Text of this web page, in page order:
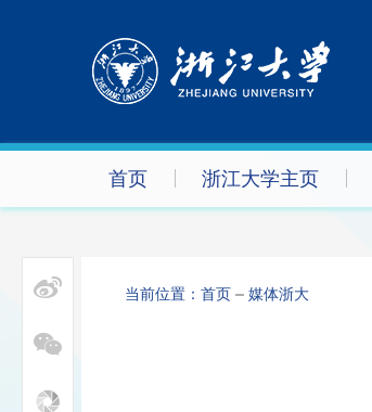
首页 浙江大学主页
当前位置： 首页 媒体浙大